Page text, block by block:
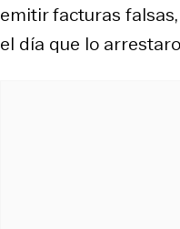
emitir facturas
el día que lo